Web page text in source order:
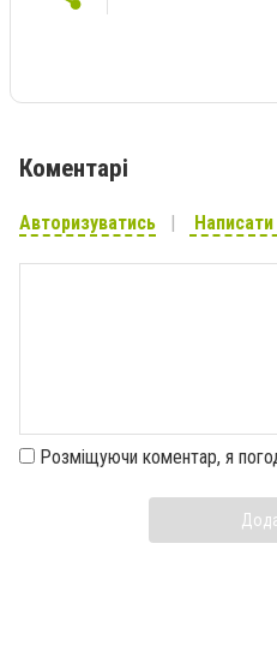
Коментарі
Авторизуватись
Розміщуючи коментар, я